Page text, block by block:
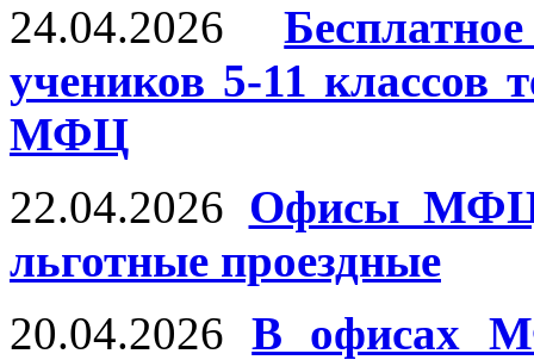
24.04.2026
учеников 5-11 классов
МФЦ
22.04.2026 Офисы МФЦ
льготные проездные
20.04.2026 В офисах